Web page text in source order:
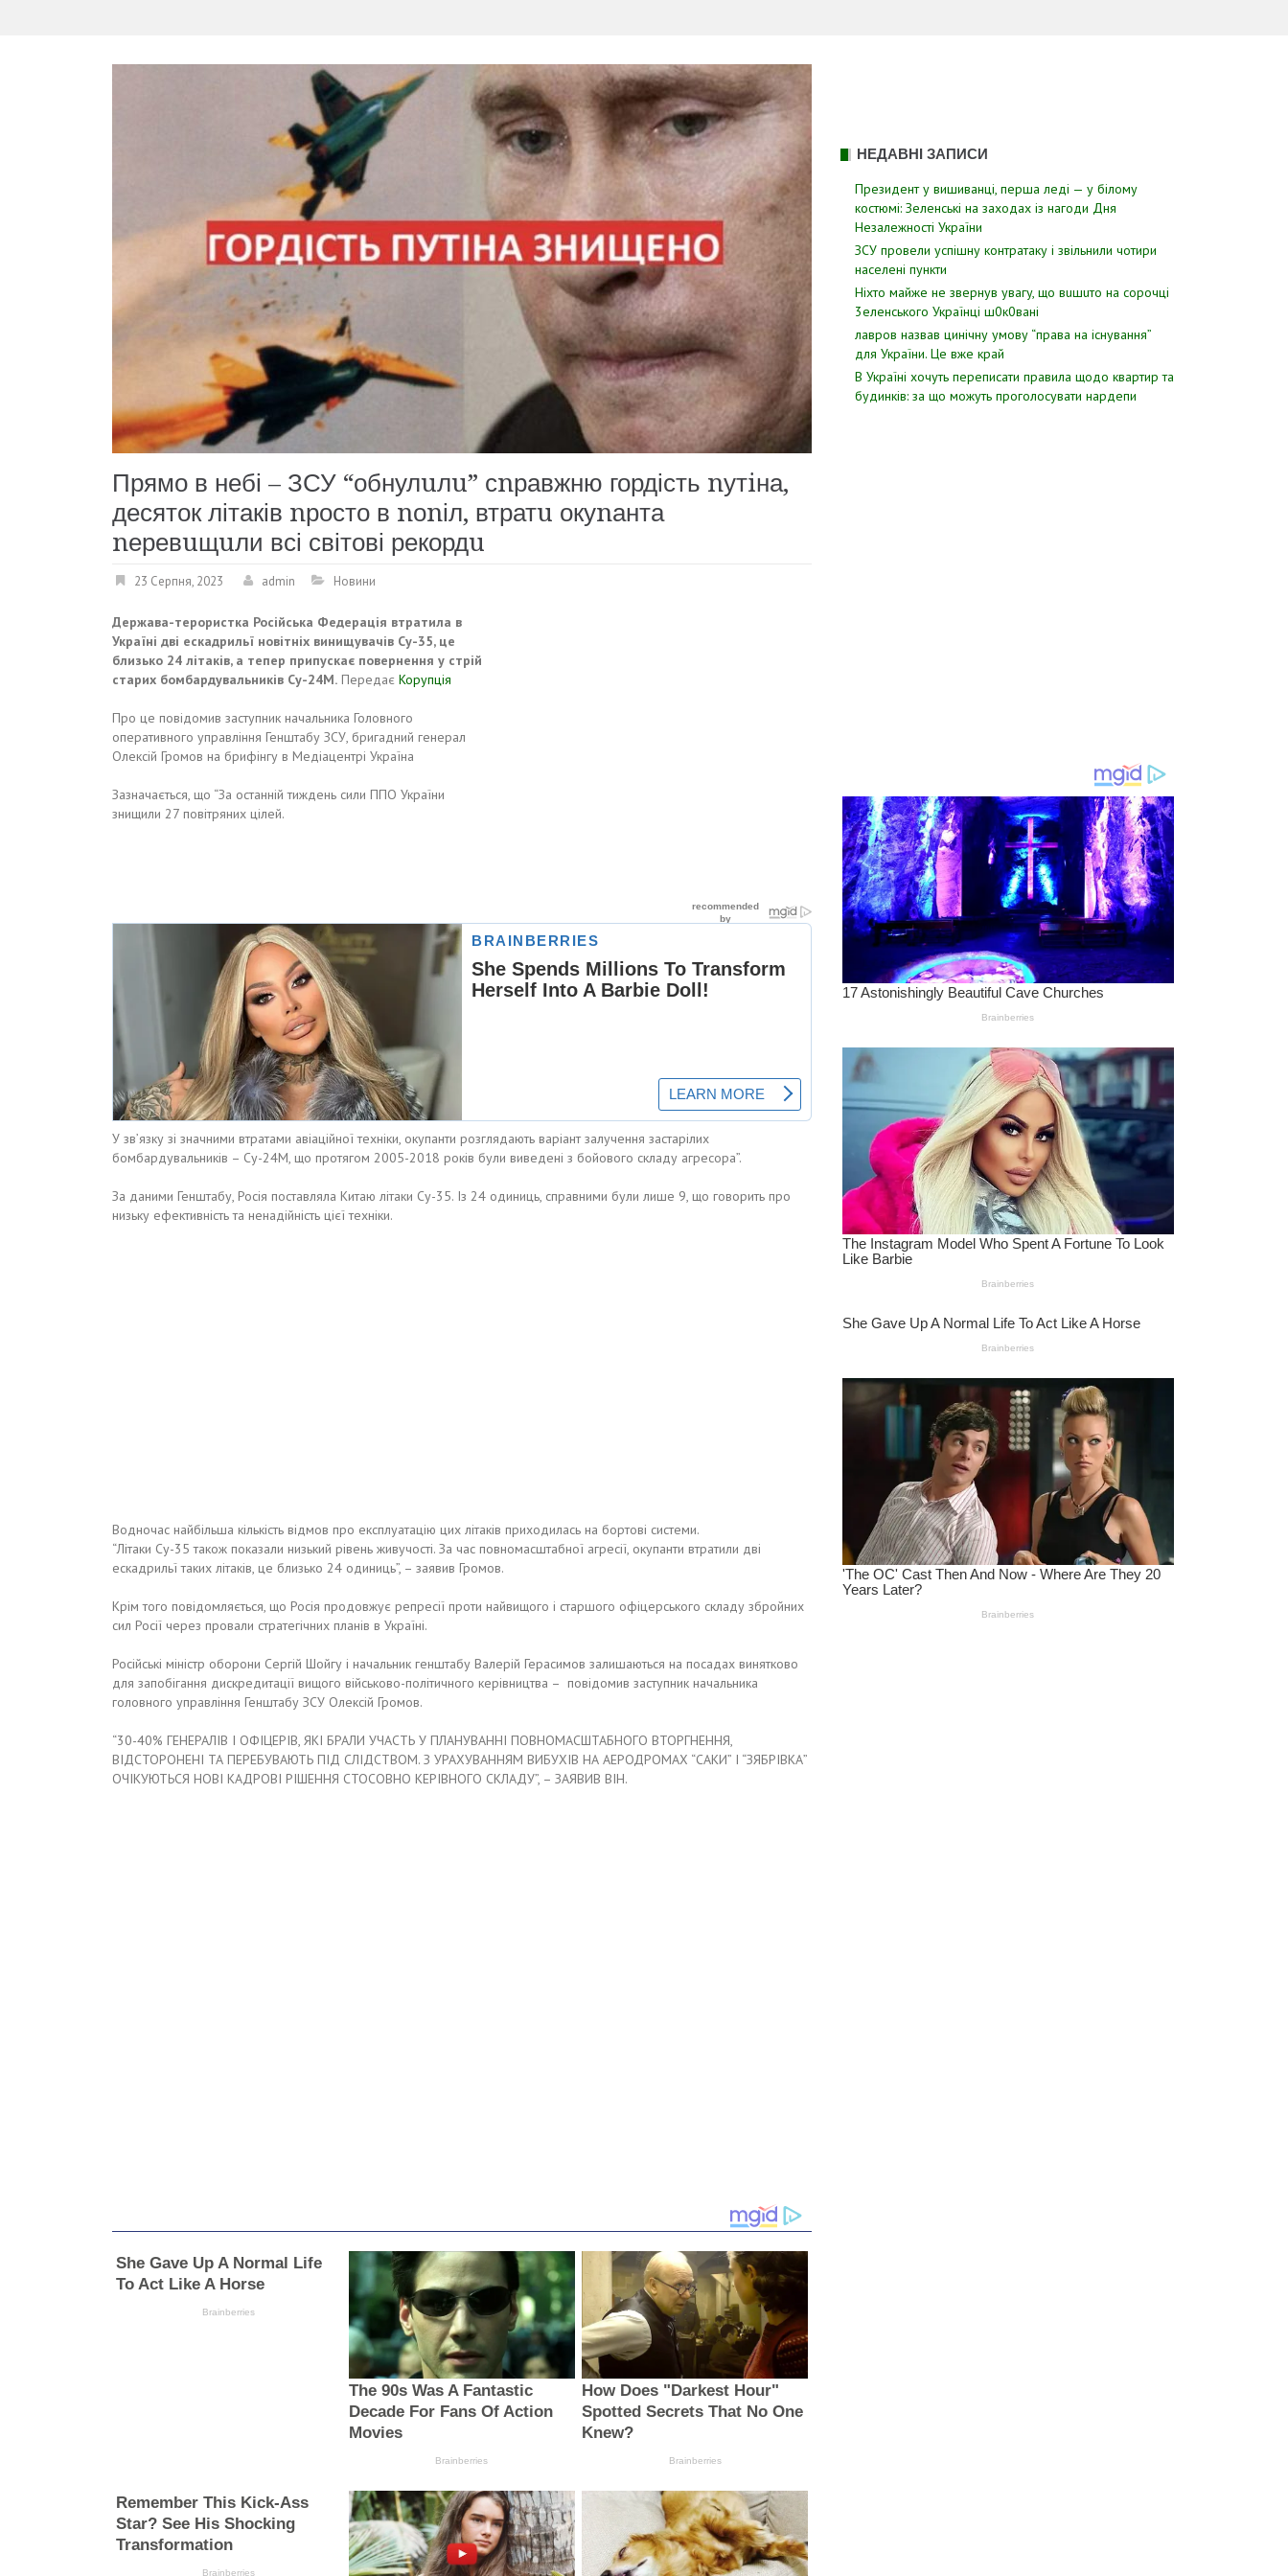
Прямо в небі – ЗСУ “обнулuлu” сnравжню гордість nутiна,
десяток літаків nросто в nоnіл, втратu окуnанта
nеревuщuли всі світові рекордu
23 Серпня, 2023 admin Новини
Держава-терористка Російська Федерація втратила в
Україні дві ескадрильї новітніх винищувачів Су-35, це
близько 24 літаків, а тепер припускає повернення у стрій
старих бомбардувальників Су-24М. Передає Корупція
Про це повідомив заступник начальника Головного
оперативного управління Генштабу ЗСУ, бригадний генерал
Олексій Громов на брифінгу в Медіацентрі Україна
Зазначається, що “За останній тиждень сили ППО України
знищили 27 повітряних цілей.
У зв’язку зі значними втратами авіаційної техніки, окупанти розглядають варіант залучення застарілих
бомбардувальників – Су-24М, що протягом 2005-2018 років були виведені з бойового складу агресора”.
За даними Генштабу, Росія поставляла Китаю літаки Су-35. Із 24 одиниць, справними були лише 9, що говорить про
низьку ефективність та ненадійність цієї техніки.
Водночас найбільша кількість відмов про експлуатацію цих літаків приходилась на бортові системи.
“Літаки Су-35 також показали низький рівень живучості. За час повномасштабної агресії, окупанти втратили дві
ескадрильї таких літаків, це близько 24 одиниць”, – заявив Громов.
Крім того повідомляється, що Росія продовжує репресії проти найвищого і старшого офіцерського складу збройних
сил Росії через провали стратегічних планів в Україні.
Російські міністр оборони Сергій Шойгу і начальник генштабу Валерій Герасимов залишаються на посадах винятково
для запобігання дискредитації вищого військово-політичного керівництва – повідомив заступник начальника
головного управління Генштабу ЗСУ Олексій Громов.
“30-40% ГЕНЕРАЛІВ І ОФІЦЕРІВ, ЯКІ БРАЛИ УЧАСТЬ У ПЛАНУВАННІ ПОВНОМАСШТАБНОГО ВТОРГНЕННЯ,
ВІДСТОРОНЕНІ ТА ПЕРЕБУВАЮТЬ ПІД СЛІДСТВОМ. З УРАХУВАННЯМ ВИБУХІВ НА АЕРОДРОМАХ “САКИ” І “ЗЯБРІВКА”
ОЧІКУЮТЬСЯ НОВІ КАДРОВІ РІШЕННЯ СТОСОВНО КЕРІВНОГО СКЛАДУ”, – ЗАЯВИВ ВІН.
НЕДАВНІ ЗАПИСИ
Президент у вишиванці, перша леді — у білому
костюмі: Зеленські на заходах із нагоди Дня
Незалежності України
ЗСУ пpовели уcпішну контратаку і звiльнили чотири
наcелені пyнкти
Hixтo мaйжe нe звepнyв yвaгy, щo вuшuтo нa copoчцi
3eлeнcькoгo Укpaїнцi ш0к0вaнi
лавров нaзвав цинiчну умoву “пpава на іcнування”
для Укpаїни. Цe вже кpай
В Україні хочуть переписати правила щодо квартир та
будинків: за що можуть проголосувати нардепи